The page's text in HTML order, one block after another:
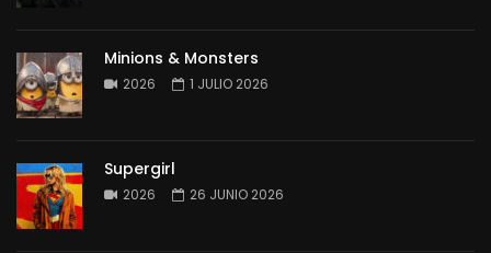
Minions & Monsters
2026 1 JULIO 2026
Supergirl
2026 26 JUNIO 2026